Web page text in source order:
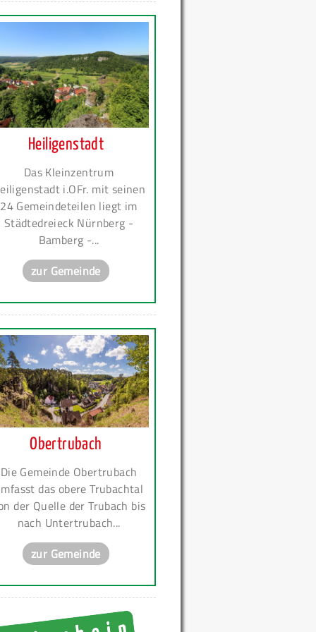
Heiligenstadt
Das Kleinzentrum
i.OFr. mit seinen
24 Gemeindeteilen liegt im
Städtedreieck Nürnberg -
Bamberg -...
zur Gemeinde
Obertrubach
Die Gemeinde Obertrubach
das obere Trubachtal
der Quelle der Trubach bis
nach Untertrubach...
zur Gemeinde